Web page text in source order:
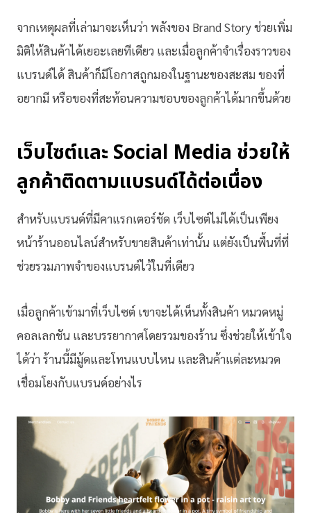
จากเหตุผลที่เล่ามาจะเห็นว่า พลังของ Brand Story ช่วยเพิ่ม
มิติให้สินค้าได้เยอะเลยทีเดียว และเมื่อลูกค้าจำเรื่องราวของ
แบรนด์ได้ สินค้าก็มีโอกาสถูกมองในฐานะของสะสม ของที่
อยากมี หรือของที่สะท้อนความชอบของลูกค้าได้มากขึ้นด้วย
เว็บไซต์และ Social Media ช่วยให้
ลูกค้าติดตามแบรนด์ได้ต่อเนื่อง
สำหรับแบรนด์ที่มีคาแรกเตอร์ชัด เว็บไซต์ไม่ได้เป็นเพียง
หน้าร้านออนไลน์สำหรับขายสินค้าเท่านั้น แต่ยังเป็นพื้นที่ที่
ช่วยรวมภาพจำของแบรนด์ไว้ในที่เดียว
เมื่อลูกค้าเข้ามาที่เว็บไซต์ เขาจะได้เห็นทั้งสินค้า หมวดหมู่
คอลเลกชัน และบรรยากาศโดยรวมของร้าน ซึ่งช่วยให้เข้าใจ
ได้ว่า ร้านนี้มีมู้ดและโทนแบบไหน และสินค้าแต่ละหมวด
เชื่อมโยงกับแบรนด์อย่างไร